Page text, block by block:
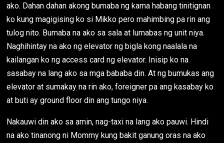
ako. Dahan dahan akong bumaba ng kama habang tinitignan
ko kung magigising ko si Mikko pero mahimbing pa rin ang
tulog nito. Bumaba na ako sa sala at lumabas ng unit niya.
Naghihintay na ako ng elevator ng bigla kong naalala na
kailangan ko ng access card ng elevator. Inisip ko na
sasabay na lang ako sa mga bababa din. At ng bumukas ang
elevator at sumakay na rin ako, foreigner pa ang kasabay ko
at buti ay ground floor din ang tungo niya.
Nakauwi din ako sa amin, nag-taxi na lang ako pauwi. Hindi
na ako tinanong ni Mommy kung bakit ganung oras na ako